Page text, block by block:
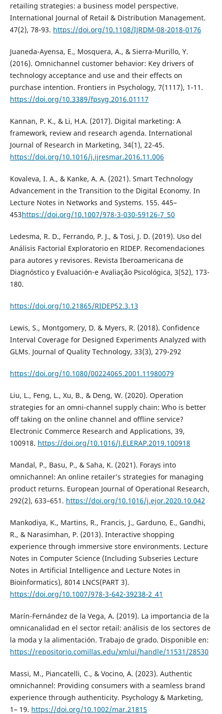
retailing strategies: a business model perspective.
International Journal of Retail & Distribution Management.
47(2), 78-93. https://doi.org/10.1108/IJRDM-08-2018-0176
Juaneda-Ayensa, E., Mosquera, A., & Sierra-Murillo, Y.
(2016). Omnichannel customer behavior: Key drivers of
technology acceptance and use and their effects on
purchase intention. Frontiers in Psychology, 7(1117), 1-11.
https://doi.org/10.3389/fpsyg.2016.01117
Kannan, P. K., & Li, H.A. (2017). Digital marketing: A
framework, review and research agenda. International
Journal of Research in Marketing, 34(1), 22-45.
https://doi.org/10.1016/j.ijresmar.2016.11.006
Kovaleva, I. A., & Kanke, A. A. (2021). Smart Technology
Advancement in the Transition to the Digital Economy. In
Lecture Notes in Networks and Systems. 155. 445–
453https://doi.org/10.1007/978-3-030-59126-7_50
Ledesma, R. D., Ferrando, P. J., & Tosi, J. D. (2019). Uso del
Análisis Factorial Exploratorio en RIDEP. Recomendaciones
para autores y revisores. Revista Iberoamericana de
Diagnóstico y Evaluación-e Avaliação Psicológica, 3(52), 173-
180.
https://doi.org/10.21865/RIDEP52.3.13
Lewis, S., Montgomery, D. & Myers, R. (2018). Confidence
Interval Coverage for Designed Experiments Analyzed with
GLMs. Journal of Quality Technology, 33(3), 279-292
https://doi.org/10.1080/00224065.2001.11980079
Liu, L., Feng, L., Xu, B., & Deng, W. (2020). Operation
strategies for an omni-channel supply chain: Who is better
off taking on the online channel and offline service?
Electronic Commerce Research and Applications, 39,
100918. https://doi.org/10.1016/J.ELERAP.2019.100918
Mandal, P., Basu, P., & Saha, K. (2021). Forays into
omnichannel: An online retailer’s strategies for managing
product returns. European Journal of Operational Research,
292(2), 633–651. https://doi.org/10.1016/j.ejor.2020.10.042
Mankodiya, K., Martins, R., Francis, J., Garduno, E., Gandhi,
R., & Narasimhan, P. (2013). Interactive shopping
experience through immersive store environments. Lecture
Notes in Computer Science (Including Subseries Lecture
Notes in Artificial Intelligence and Lecture Notes in
Bioinformatics), 8014 LNCS(PART 3).
https://doi.org/10.1007/978-3-642-39238-2_41
Marín-Fernández de la Vega, A. (2019). La importancia de la
omnicanalidad en el sector retail: análisis de los sectores de
la moda y la alimentación. Trabajo de grado. Disponible en:
https://repositorio.comillas.edu/xmlui/handle/11531/28530
Massi, M., Piancatelli, C., & Vocino, A. (2023). Authentic
omnichannel: Providing consumers with a seamless brand
experience through authenticity. Psychology & Marketing,
1– 19. https://doi.org/10.1002/mar.21815